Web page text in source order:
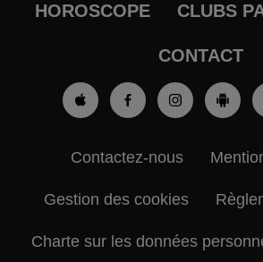
HOROSCOPE CLUBS
CONTACT
Contactez-nous
Gestion des cookies
Charte sur les données